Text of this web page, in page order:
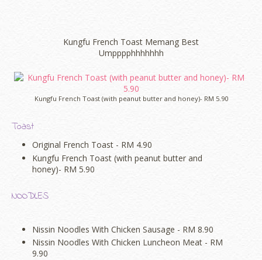
Kungfu French Toast Memang Best
Umpppphhhhhhh
Kungfu French Toast (with peanut butter and honey)- RM 5.90
Toast
Original French Toast - RM 4.90
Kungfu French Toast (with peanut butter and
honey)- RM 5.90
NOODLES
Nissin Noodles With Chicken Sausage - RM 8.90
Nissin Noodles With Chicken Luncheon Meat - RM
9.90